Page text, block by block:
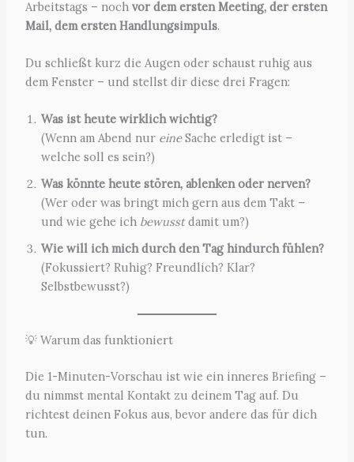
Arbeitstags – noch vor dem ersten Meeting, der ersten
Mail, dem ersten Handlungsimpuls.
Du schließt kurz die Augen oder schaust ruhig aus
dem Fenster – und stellst dir diese drei Fragen:
Was ist heute wirklich wichtig?
(Wenn am Abend nur eineSache erledigt ist –
welche soll es sein?)
Was könnte heute stören, ablenken oder nerven?
(Wer oder was bringt mich gern aus dem Takt –
und wie gehe ich bewusstdamit um?)
Wie will ich mich durch den Tag hindurch fühlen?
(Fokussiert? Ruhig? Freundlich? Klar?
Selbstbewusst?)
💡 Warum das funktioniert
Die 1-Minuten-Vorschau ist wie ein inneres Briefing –
du nimmst mental Kontakt zu deinem Tag auf. Du
richtest deinen Fokus aus, bevor andere das für dich
tun.